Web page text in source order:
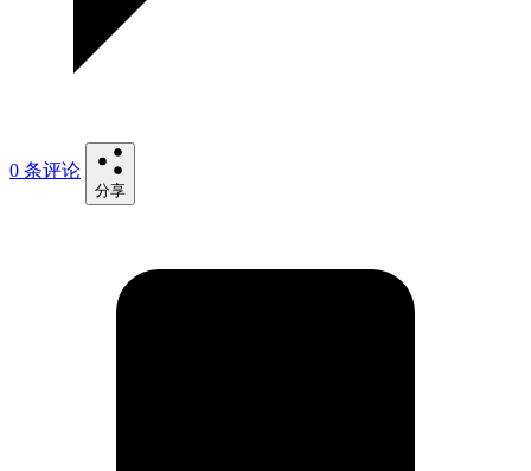
0 条评论
分享